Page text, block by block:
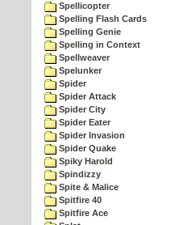
Spellicopter
Spelling Flash Cards
Spelling Genie
Spelling in Context
Spellweaver
Spelunker
Spider
Spider Attack
Spider City
Spider Eater
Spider Invasion
Spider Quake
Spiky Harold
Spindizzy
Spite & Malice
Spitfire 40
Spitfire Ace